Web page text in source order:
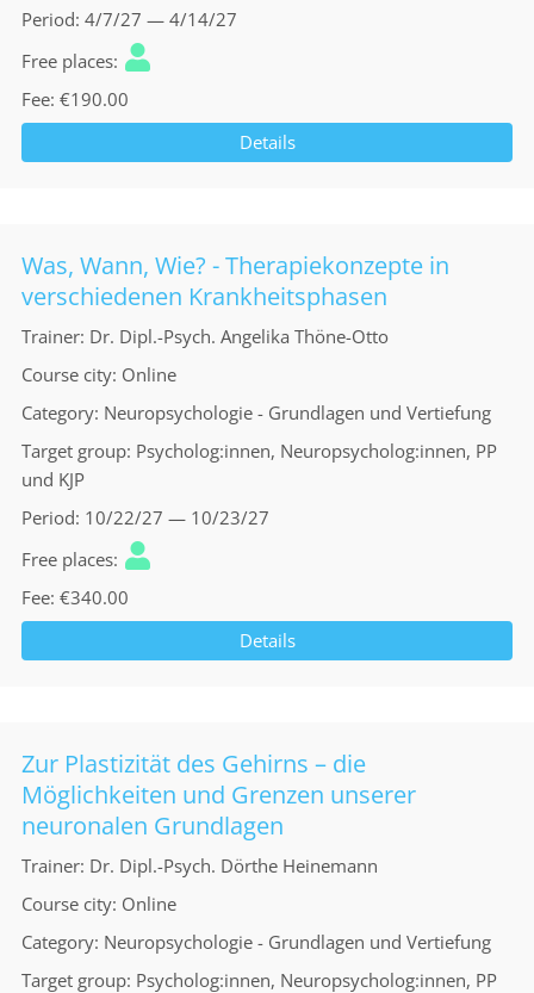
Period 4/7/27 — 4/14/27
Free places
Fee €190.00
Details
Was, Wann, Wie? - Therapiekonzepte in
verschiedenen Krankheitsphasen
Trainer Dr. Dipl.-Psych. Angelika Thöne-Otto
Course city Online
Category Neuropsychologie - Grundlagen und Vertiefung
Target group Psycholog:innen, Neuropsycholog:innen, PP
und KJP
Period 10/22/27 — 10/23/27
Free places
Fee €340.00
Details
Zur Plastizität des Gehirns – die
Möglichkeiten und Grenzen unserer
neuronalen Grundlagen
Trainer Dr. Dipl.-Psych. Dörthe Heinemann
Course city Online
Category Neuropsychologie - Grundlagen und Vertiefung
Target group Psycholog:innen, Neuropsycholog:innen, PP